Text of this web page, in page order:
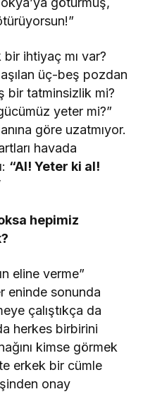
ihtiyaç mı var?
üç-beş pozdan
bir tatminsizlik mi?
yeter mi?”
göre uzatmıyor.
havada
“Al! Yeter ki al!
hepimiz
eline verme”
eninde sonunda
çalıştıkça da
herkes birbirini
kimse görmek
erkek bir cümle
onay